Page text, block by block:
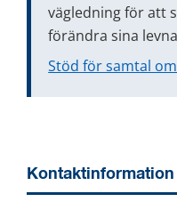
vägledning för att
förändra sina
Stöd för samtal
Kontaktinformation